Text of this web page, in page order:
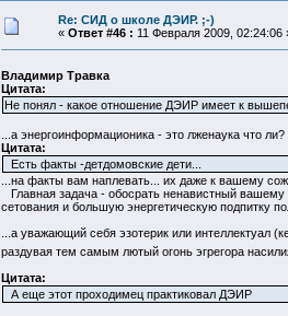
Re: СИД о школе ДЭИР. ;-)
« Ответ #46 : 11 Февраля 2009, 02:24:06
Владимир Травка
Цитата:
Не понял - какое отношение ДЭИР имеет к
...а энергоинформационика - это лженаука что
Цитата:
Есть факты -детдомовские дети...
...на факты вам наплевать... их даже к вашему
Главная задача - обосрать ненавистный
сетования и большую энергетическую подпитку
...а уважающий себя эзотерик или интеллектуал
раздувая тем самым лютый огонь эгрегора
Цитата:
А еще этот проходимец практиковал ДЭИР